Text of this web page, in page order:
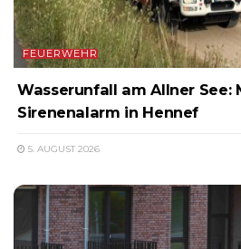
FEUERWEHR
Wasserunfall am Allner See:
Sirenenalarm in Hennef
5. AUGUST 2026